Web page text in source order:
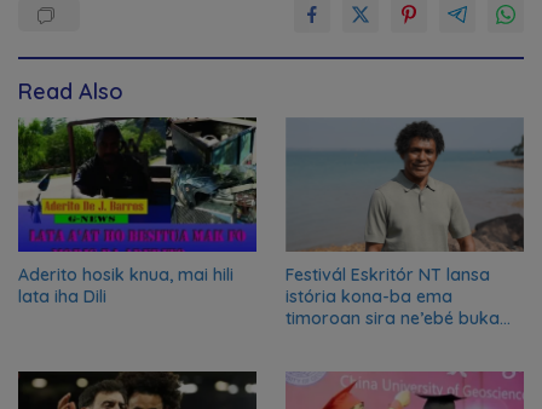
Read Also
Aderito hosik knua, mai hili
lata iha Dili
Festivál Eskritór NT lansa
istória kona-ba ema
timoroan sira ne’ebé buka